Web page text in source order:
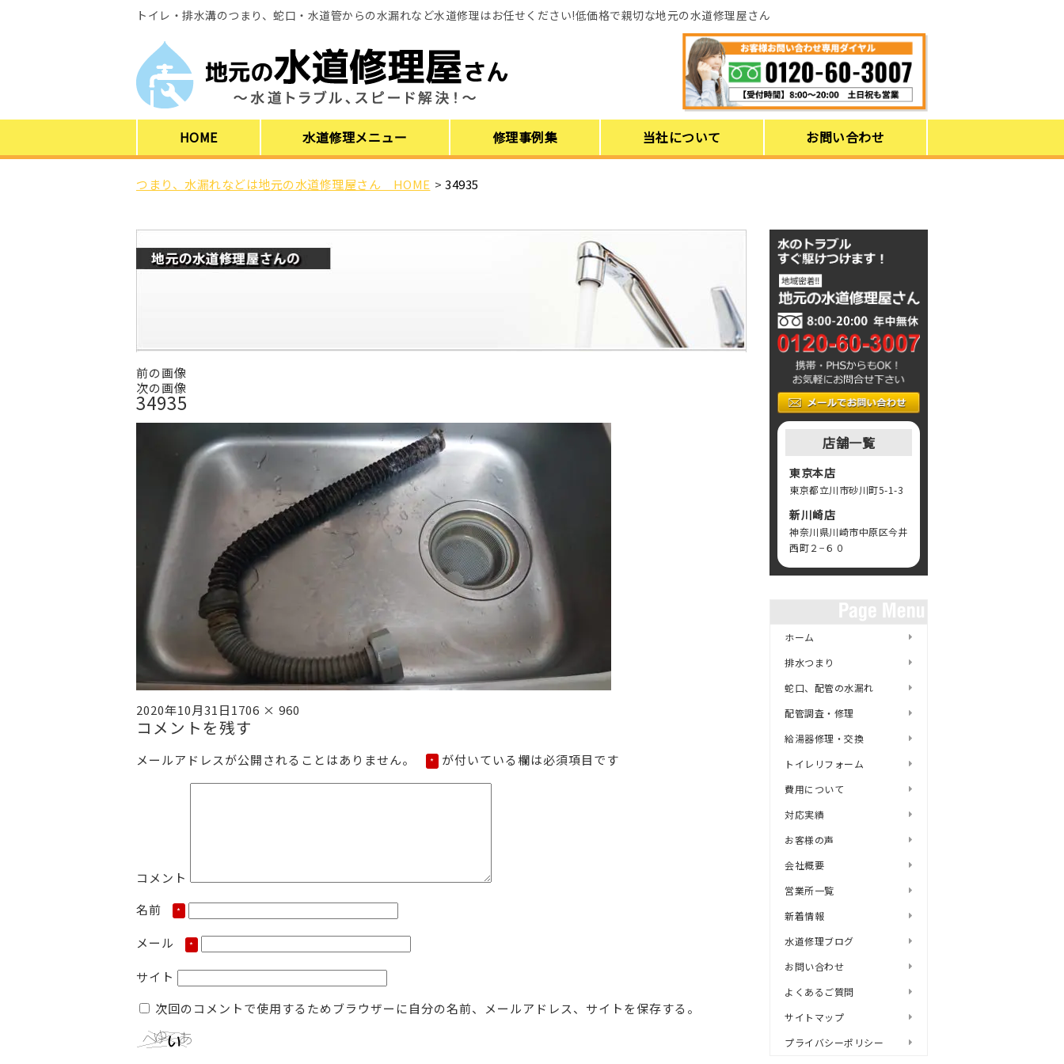
トイレ・排水溝のつまり、蛇口・水道管からの水漏れなど水道修理はお任せください!低価格で親切な地元の水道修理屋さん
HOME 水道修理メニュー 修理事例集 当社について お問い合わせ
つまり、水漏れなどは地元の水道修理屋さん HOME > 34935
前の画像
次の画像
34935
投
稿
日:
2020年10月31日フ
ル
サ
イ
ズ
1706 × 960
コメントを残す
メールアドレスが公開されることはありません。 * が付いている欄は必須項目です
コメント
名前
*
メール *
サイト
次回のコメントで使用するためブラウザーに自分の名前、メールアドレス、サイトを保存する。
店舗一覧
東京本店
東京都立川市砂川町5-1-3
新川崎店
神奈川県川崎市中原区今井
西町２−６０
ホーム
排水つまり
蛇口、配管の水漏れ
配管調査・修理
給湯器修理・交換
トイレリフォーム
費用について
対応実績
お客様の声
会社概要
営業所一覧
新着情報
水道修理ブログ
お問い合わせ
よくあるご質問
サイトマップ
プライバシーポリシー